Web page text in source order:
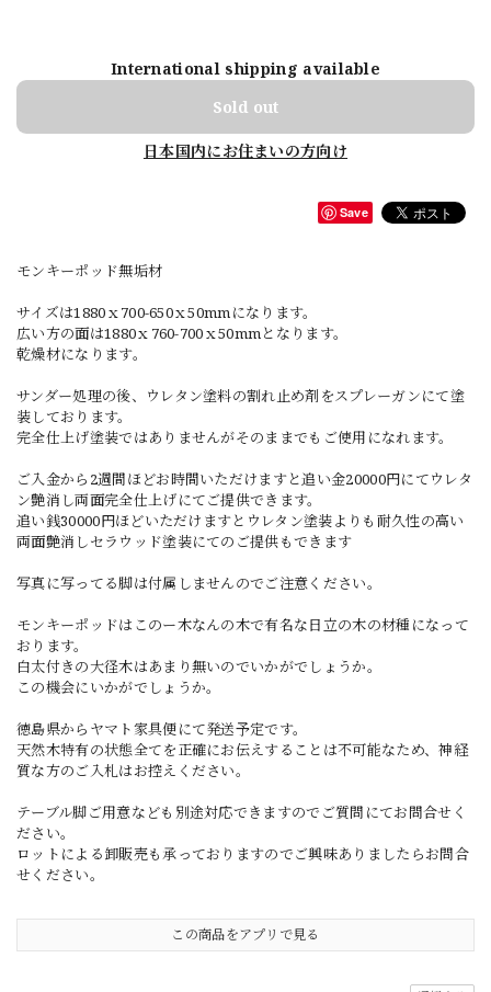
International shipping available
Sold out
日本国内にお住まいの方向け
Save
モンキーポッド無垢材
サイズは1880ｘ700-650ｘ50mmになります。
広い方の面は1880ｘ760-700ｘ50mmとなります。
乾燥材になります。
サンダー処理の後、ウレタン塗料の割れ止め剤をスプレーガンにて塗
装しております。
完全仕上げ塗装ではありませんがそのままでもご使用になれます。
ご入金から2週間ほどお時間いただけますと追い金20000円にてウレタ
ン艶消し両面完全仕上げにてご提供できます。
追い銭30000円ほどいただけますとウレタン塗装よりも耐久性の高い
両面艶消しセラウッド塗装にてのご提供もできます
写真に写ってる脚は付属しませんのでご注意ください。
モンキーポッドはこのー木なんの木で有名な日立の木の材種になって
おります。
白太付きの大径木はあまり無いのでいかがでしょうか。
この機会にいかがでしょうか。
徳島県からヤマト家具便にて発送予定です。
天然木特有の状態全てを正確にお伝えすることは不可能なため、神経
質な方のご入札はお控えください。
テーブル脚ご用意なども別途対応できますのでご質問にてお問合せく
ださい。
ロットによる卸販売も承っておりますのでご興味ありましたらお問合
せください。
この商品をアプリで見る